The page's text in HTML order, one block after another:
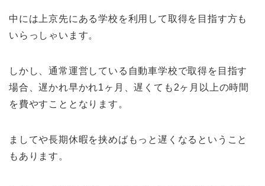
中には上京先にある学校を利用して取得を目指す方も
いらっしゃいます。
しかし、通常運営している自動車学校で取得を目指す
場合、遅かれ早かれ1ヶ月、遅くても2ヶ月以上の時間
を費やすこととなります。
ましてや長期休暇を挟めばもっと遅くなるということ
もあります。